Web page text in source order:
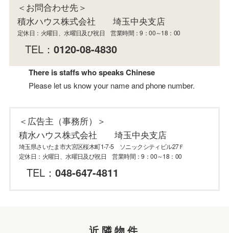
＜お問合わせ先＞
積水ハウス株式会社 埼玉中央支店
定休日：火曜日、水曜日及び祝日 営業時間：9：00～18：00
TEL：0120-08-4830
There is staffs who speaks Chinese
Please let us know your name and phone number.
＜広告主（事務所）＞
積水ハウス株式会社 埼玉中央支店
埼玉県さいたま市大宮区桜木町1-7-5 ソニックシティビル27Ｆ
定休日：火曜日、水曜日及び祝日 営業時間：9：00～18：00
TEL： 048-647-4811